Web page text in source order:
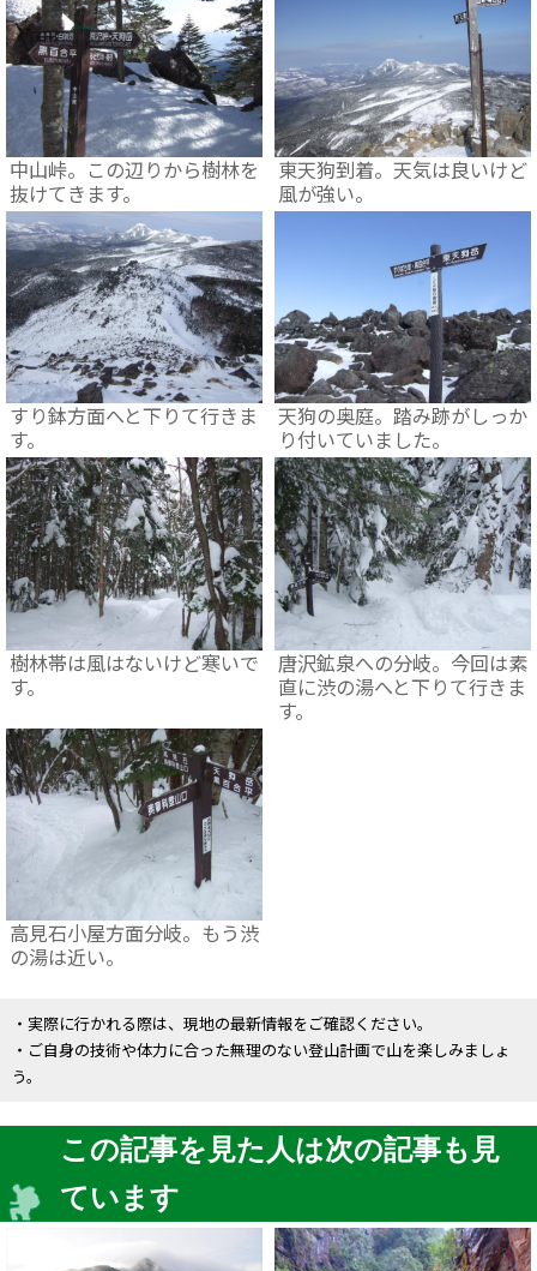
中山峠。この辺りから樹林を
抜けてきます。
東天狗到着。天気は良いけど
風が強い。
すり鉢方面へと下りて行きま
す。
天狗の奥庭。踏み跡がしっか
り付いていました。
樹林帯は風はないけど寒いで
す。
唐沢鉱泉への分岐。今回は素
直に渋の湯へと下りて行きま
す。
高見石小屋方面分岐。もう渋
の湯は近い。
・実際に行かれる際は、現地の最新情報をご確認ください。
・ご自身の技術や体力に合った無理のない登山計画で山を楽しみましょ
う。
この記事を見た人は次の記事も見
ています